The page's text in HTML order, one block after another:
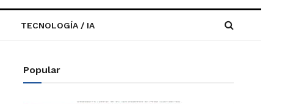
TECNOLOGÍA / IA
Popular